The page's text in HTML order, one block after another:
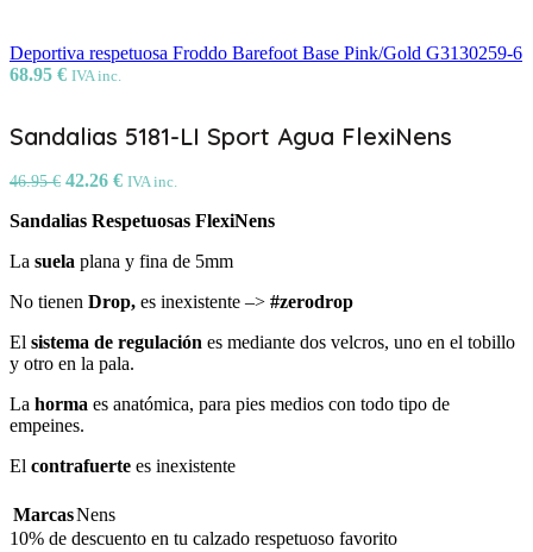
Deportiva respetuosa Froddo Barefoot Base Pink/Gold G3130259-6
68.95 € IVA inc.
Sandalias 5181-LI Sport Agua FlexiNens
46.95€ 42.26 € IVA inc.
Sandalias Respetuosas FlexiNens
La suela plana y fina de 5mm
No tienen Drop, es inexistente –> #zerodrop
El sistema de regulación es mediante dos velcros, uno en el tobillo
y otro en la pala.
La horma es anatómica, para pies medios con todo tipo de
empeines.
El contrafuerte es inexistente
MarcasNens
10% de descuento en tu calzado respetuoso favorito